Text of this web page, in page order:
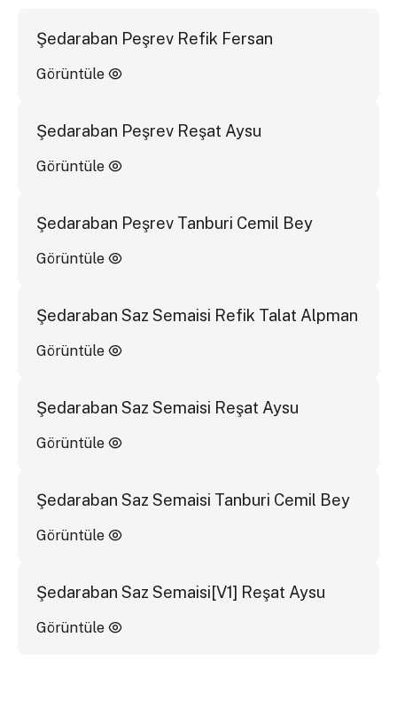
Şedaraban Peşrev Refik Fersan
Görüntüle
Şedaraban Peşrev Reşat Aysu
Görüntüle
Şedaraban Peşrev Tanburi Cemil Bey
Görüntüle
Şedaraban Saz Semaisi Refik Talat Alpman
Görüntüle
Şedaraban Saz Semaisi Reşat Aysu
Görüntüle
Şedaraban Saz Semaisi Tanburi Cemil Bey
Görüntüle
Şedaraban Saz Semaisi[V1] Reşat Aysu
Görüntüle